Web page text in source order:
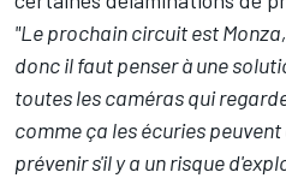
"Le prochain circuit est
donc il faut penser à une
toutes les caméras qui
comme ça les écuries
prévenir s'il y a un risque